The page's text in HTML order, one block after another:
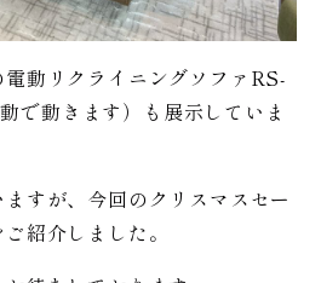
動リクライニングソファRS-
で動きます）も展示していま
すが、今回のクリスマスセー
紹介しました。